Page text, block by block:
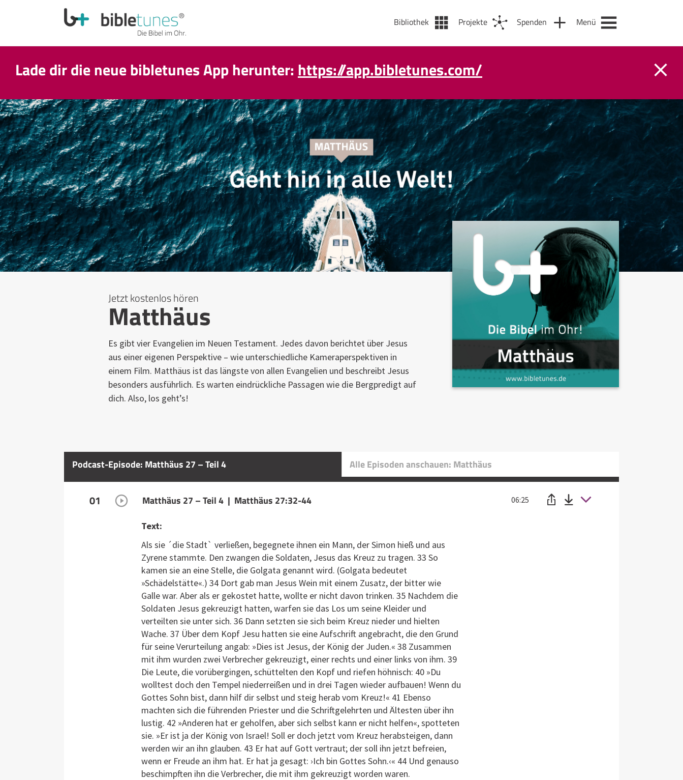
Bibliothek Projekte Spenden Menü
Lade dir die neue bibletunes App herunter:https://app.bibletunes.com/
Wir machen eine Sommerpause! Täglicher Podcast wieder da ab dem 31. August.
Jetzt kostenlos hören
Matthäus
Es gibt vier Evangelien im Neuen Testament. Jedes davon berichtet über Jesus
aus einer eigenen Perspektive – wie unterschiedliche Kameraperspektiven in
einem Film. Matthäus ist das längste von allen Evangelien und beschreibt Jesus
besonders ausführlich. Es warten eindrückliche Passagen wie die Bergpredigt auf
dich. Also, los geht’s!
Podcast-Episode: Matthäus 27 – Teil 4 Alle Episoden anschauen: Matthäus
01 Matthäus 27 – Teil 4 | Matthäus 27:32-44 06:25
Text:
Als sie ´die Stadt` verließen, begegnete ihnen ein Mann, der Simon hieß und aus
Zyrene stammte. Den zwangen die Soldaten, Jesus das Kreuz zu tragen. 33 So
kamen sie an eine Stelle, die Golgata genannt wird. (Golgata bedeutet
»Schädelstätte«.) 34 Dort gab man Jesus Wein mit einem Zusatz, der bitter wie
Galle war. Aber als er gekostet hatte, wollte er nicht davon trinken. 35 Nachdem die
Soldaten Jesus gekreuzigt hatten, warfen sie das Los um seine Kleider und
verteilten sie unter sich. 36 Dann setzten sie sich beim Kreuz nieder und hielten
Wache. 37 Über dem Kopf Jesu hatten sie eine Aufschrift angebracht, die den Grund
für seine Verurteilung angab: »Dies ist Jesus, der König der Juden.« 38 Zusammen
mit ihm wurden zwei Verbrecher gekreuzigt, einer rechts und einer links von ihm. 39
Die Leute, die vorübergingen, schüttelten den Kopf und riefen höhnisch: 40 »Du
wolltest doch den Tempel niederreißen und in drei Tagen wieder aufbauen! Wenn du
Gottes Sohn bist, dann hilf dir selbst und steig herab vom Kreuz!« 41 Ebenso
machten sich die führenden Priester und die Schriftgelehrten und Ältesten über ihn
lustig. 42 »Anderen hat er geholfen, aber sich selbst kann er nicht helfen«, spotteten
sie. »Er ist ja der König von Israel! Soll er doch jetzt vom Kreuz herabsteigen, dann
werden wir an ihn glauben. 43 Er hat auf Gott vertraut; der soll ihn jetzt befreien,
wenn er Freude an ihm hat. Er hat ja gesagt: ›Ich bin Gottes Sohn.‹« 44 Und genauso
beschimpften ihn die Verbrecher, die mit ihm gekreuzigt worden waren.